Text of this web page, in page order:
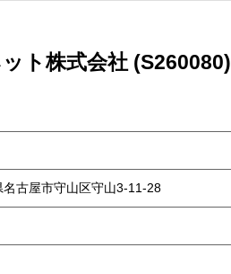
ト株式会社 (S260080)
古屋市守山区守山3-11-28